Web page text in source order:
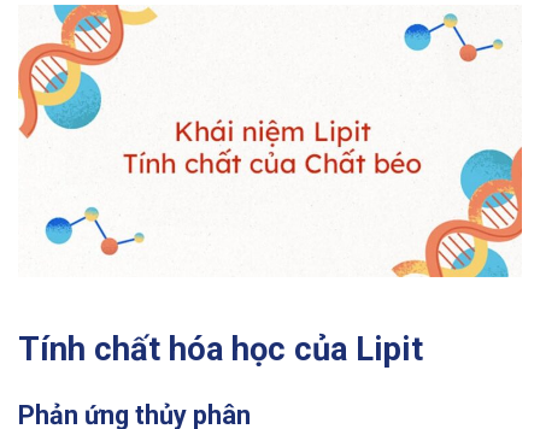
Tính chất hóa học của Lipit
Phản ứng thủy phân